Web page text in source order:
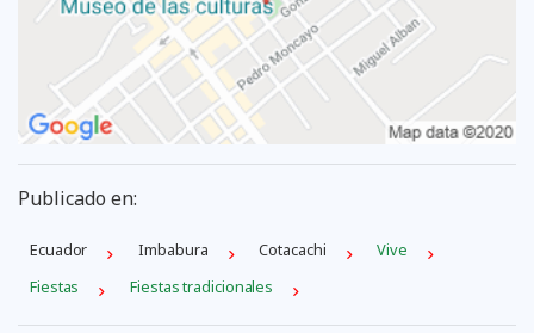
Publicado en:
Ecuador Imbabura Cotacachi
Vive
Fiestas
Fiestas tradicionales